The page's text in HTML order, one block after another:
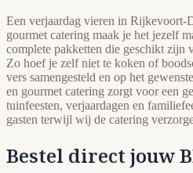
Een verjaardag vieren in Rijkevoort-
gourmet catering maak je het jezelf
complete pakketten die geschikt zijn
Zo hoef je zelf niet te koken of
vers samengesteld en op het
en gourmet catering zorgt voor een
tuinfeesten, verjaardagen en
gasten terwijl wij de catering
Bestel direct jouw